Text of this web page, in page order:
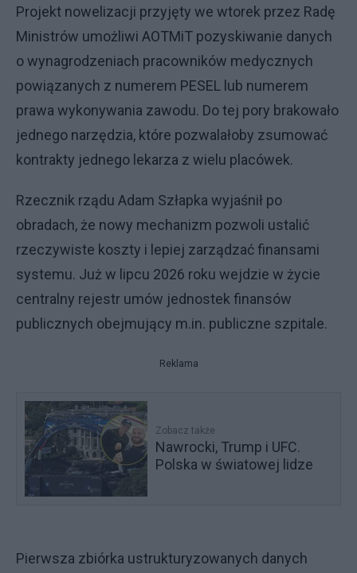
Projekt nowelizacji przyjęty we wtorek przez Radę
Ministrów umożliwi AOTMiT pozyskiwanie danych
o wynagrodzeniach pracowników medycznych
powiązanych z numerem PESEL lub numerem
prawa wykonywania zawodu. Do tej pory brakowało
jednego narzędzia, które pozwalałoby zsumować
kontrakty jednego lekarza z wielu placówek.
Rzecznik rządu Adam Szłapka wyjaśnił po
obradach, że nowy mechanizm pozwoli ustalić
rzeczywiste koszty i lepiej zarządzać finansami
systemu. Już w lipcu 2026 roku wejdzie w życie
centralny rejestr umów jednostek finansów
publicznych obejmujący m.in. publiczne szpitale.
Reklama
Zobacz także
Nawrocki, Trump i UFC.
Polska w światowej lidze
Pierwsza zbiórka ustrukturyzowanych danych